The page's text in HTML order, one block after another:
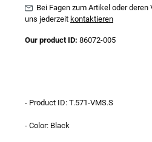
Bei Fagen zum Artikel oder
uns jederzeit kontaktieren
Our product ID: 86072-005
- Product ID: T.571-VMS.S
- Color: Black